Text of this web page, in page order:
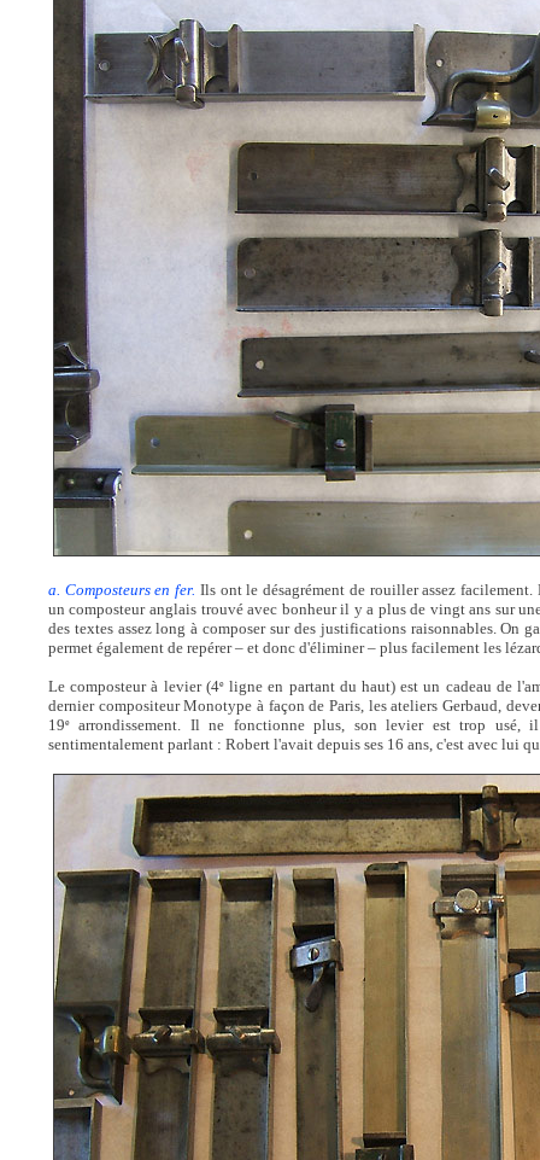
a. Composteurs en fer. Ils ont le désagrément de rouiller assez
un composteur anglais trouvé avec bonheur il y a plus de vingt ans sur
des textes assez long à composer sur des justifications raisonnables. On
permet également de repérer – et donc d'éliminer – plus facilement les
Le composteur à levier (4eligne en partant du haut) est un cadeau de
dernier compositeur Monotype à façon de Paris, les ateliers Gerbaud,
19earrondissement. Il ne fonctionne plus, son levier est trop usé,
sentimentalement parlant : Robert l'avait depuis ses 16 ans, c'est avec lui